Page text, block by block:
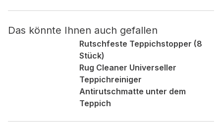
Das könnte Ihnen auch gefallen
Rutschfeste Teppichstopper (8
Stück)
Rug Cleaner Universeller
Teppichreiniger
Antirutschmatte unter dem
Teppich
Nicht kategorisiert.
Andere nicht kategorisierte Cookies sind solche, die
analysiert werden und noch keiner Kategorie zugeordnet
Alle ablehnen